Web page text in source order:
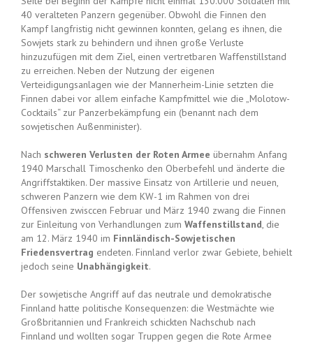
40 veralteten Panzern gegenüber. Obwohl die Finnen den
Kampf langfristig nicht gewinnen konnten, gelang es ihnen, die
Sowjets stark zu behindern und ihnen große Verluste
hinzuzufügen mit dem Ziel, einen vertretbaren Waffenstillstand
zu erreichen. Neben der Nutzung der eigenen
Verteidigungsanlagen wie der Mannerheim-Linie setzten die
Finnen dabei vor allem einfache Kampfmittel wie die „Molotow-
Cocktails“ zur Panzerbekämpfung ein (benannt nach dem
sowjetischen Außenminister).
Nach schweren Verlusten der Roten Armee übernahm Anfang
1940 Marschall Timoschenko den Oberbefehl und änderte die
Angriffstaktiken. Der massive Einsatz von Artillerie und neuen,
schweren Panzern wie dem KW-1 im Rahmen von drei
Offensiven zwisccen Februar und März 1940 zwang die Finnen
zur Einleitung von Verhandlungen zum Waffenstillstand, die
am 12. März 1940 im Finnländisch-Sowjetischen
Friedensvertrag endeten. Finnland verlor zwar Gebiete, behielt
jedoch seine Unabhängigkeit.
Der sowjetische Angriff auf das neutrale und demokratische
Finnland hatte politische Konsequenzen: die Westmächte wie
Großbritannien und Frankreich schickten Nachschub nach
Finnland und wollten sogar Truppen gegen die Rote Armee